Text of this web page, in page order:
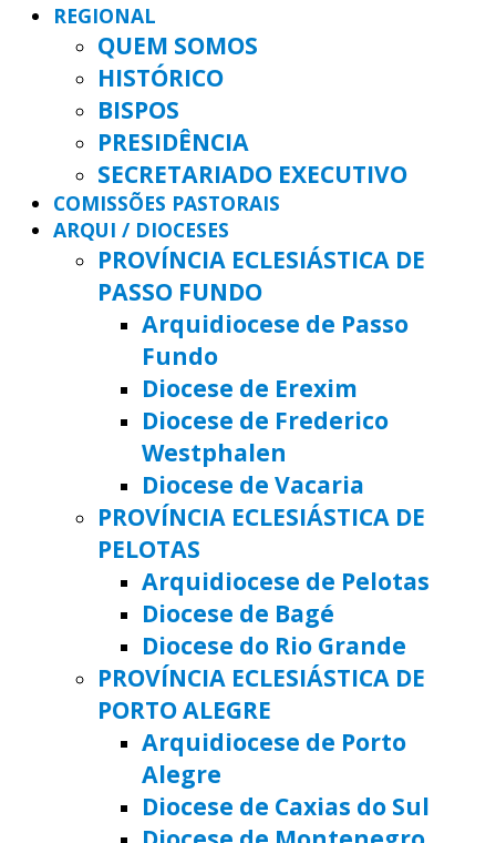
REGIONAL
QUEM SOMOS
HISTÓRICO
BISPOS
PRESIDÊNCIA
SECRETARIADO EXECUTIVO
COMISSÕES PASTORAIS
ARQUI / DIOCESES
PROVÍNCIA ECLESIÁSTICA DE
PASSO FUNDO
Arquidiocese de Passo
Fundo
Diocese de Erexim
Diocese de Frederico
Westphalen
Diocese de Vacaria
PROVÍNCIA ECLESIÁSTICA DE
PELOTAS
Arquidiocese de Pelotas
Diocese de Bagé
Diocese do Rio Grande
PROVÍNCIA ECLESIÁSTICA DE
PORTO ALEGRE
Arquidiocese de Porto
Alegre
Diocese de Caxias do Sul